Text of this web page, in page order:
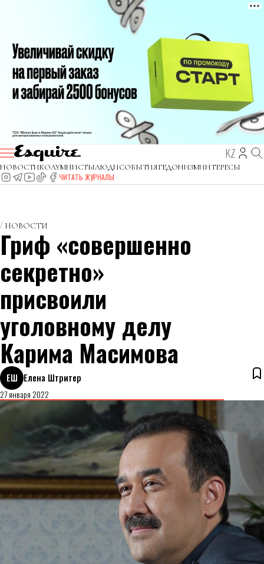
KZ
НОВОСТИКОЛУМНИСТЫЛЮДИСОБЫТИЯГЕДОНИЗМИНТЕРЕСЫ
ЧИТАТЬ ЖУРНАЛЫ
НОВОСТИ
Гриф «совершенно
секретно»
присвоили
уголовному делу
Карима Масимова
ЕШ Елена Штритер
27 января 2022